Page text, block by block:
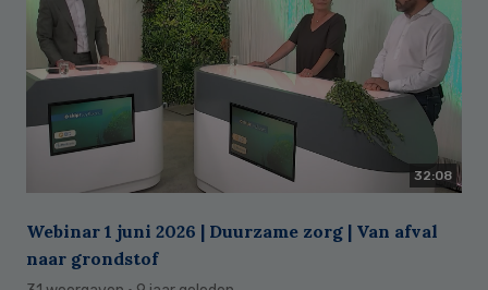
32:08
Webinar 1 juni 2026 | Duurzame zorg | Van afval
naar grondstof